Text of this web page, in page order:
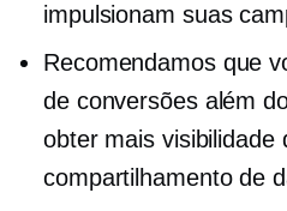
impulsionam suas
Recomendamos que
de conversões além
obter mais visibilidade
compartilhamento de